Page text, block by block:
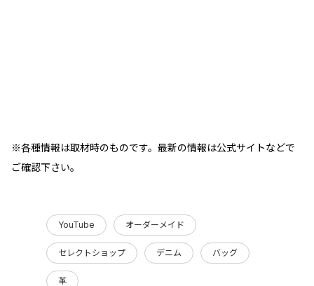
※各種情報は取材時のものです。最新の情報は公式サイトなどで
ご確認下さい。
YouTube オーダーメイド
セレクトショップ デニム バッグ
革